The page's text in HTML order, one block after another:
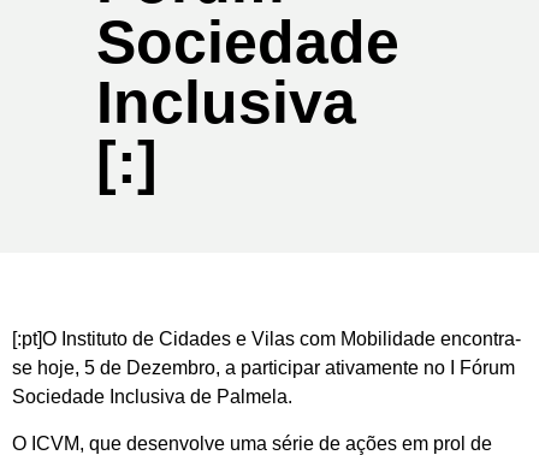
Sociedade
Inclusiva
[:]
[:pt]O Instituto de Cidades e Vilas com Mobilidade encontra-
se hoje, 5 de Dezembro, a participar ativamente no I Fórum
Sociedade Inclusiva de Palmela.
O ICVM, que desenvolve uma série de ações em prol de